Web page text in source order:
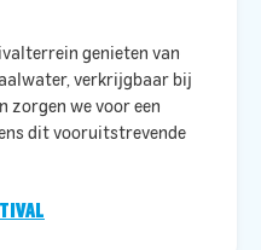
genieten van
verkrijgbaar bij
zorgen we voor een
dit vooruitstrevende